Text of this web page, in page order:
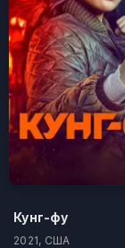
Кунг-фу
2021, США